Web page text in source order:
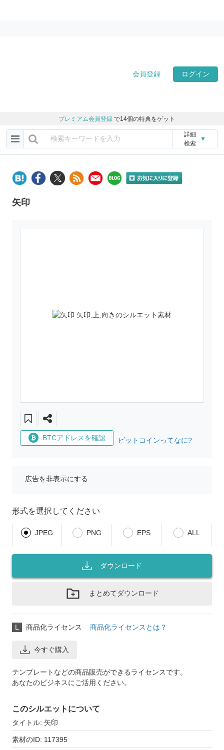
会員登録 ログイン
プレミアム会員登録 で14個の特典をゲット
詳細
検索
▼
矢印
BTCアドレスを確認 ビットコインってなに?
広告を非表示にする
形式を選択してください
JPEG PNG EPS ALL
ダウンロード
まとめてダウンロード
L 商品化ライセンス 商品化ライセンスとは？
今すぐ購入
テンプレートなどの商品販売ができるライセンスです。
あなたのビジネスにご活用ください。
このシルエットについて
タイトル: 矢印
素材のID: 117395